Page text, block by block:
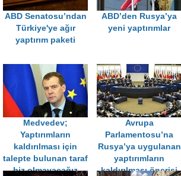
ABD Senatosu’ndan
Türkiye'ye ağır
yaptırım paketi
ABD’den Rusya’ya
yeni yaptırımlar
Medvedev;
Yaptırımların
kaldırılması için
talepte bulunan taraf
biz olmayacağız
Avrupa
Parlamentosu’na
Rusya’ya uygulanan
yaptırımların
kaldırılması önerisi